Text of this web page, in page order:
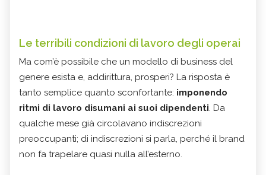
Le terribili condizioni di lavoro degli operai
Ma com’è possibile che un modello di business del
genere esista e, addirittura, prosperi? La risposta è
tanto semplice quanto sconfortante: imponendo
ritmi di lavoro disumani ai suoi dipendenti. Da
qualche mese già circolavano indiscrezioni
preoccupanti; di indiscrezioni si parla, perché il brand
non fa trapelare quasi nulla all’esterno.